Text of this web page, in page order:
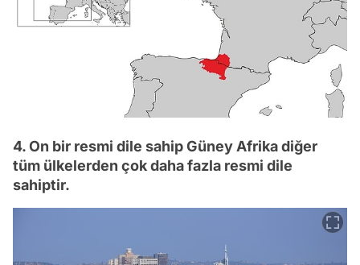
4. On bir resmi dile sahip Güney Afrika diğer
tüm ülkelerden çok daha fazla resmi dile
sahiptir.